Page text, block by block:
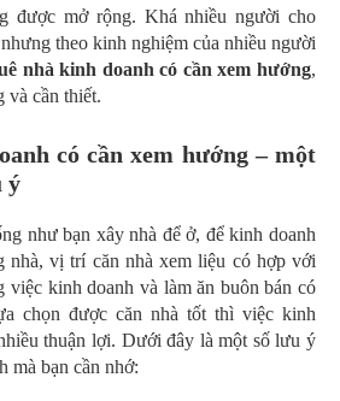
được mở rộng. Khá nhiều người cho
theo kinh nghiệm của nhiều người
nhà kinh doanh có cần xem hướng,
và cần thiết.
có cần xem hướng – một
ý
như bạn xây nhà để ở, để kinh doanh
nhà, vị trí căn nhà xem liệu có hợp với
việc kinh doanh và làm ăn buôn bán có
chọn được căn nhà tốt thì việc kinh
thuận lợi. Dưới đây là một số lưu ý
mà bạn cần nhớ: